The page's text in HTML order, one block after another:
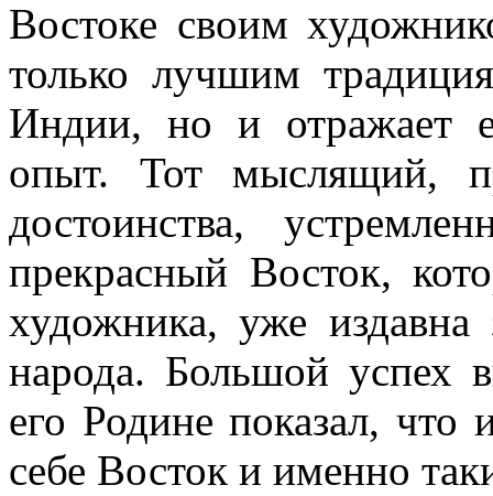
Востоке своим
только лучшим
Индии, но и отражает
опыт. Тот мыслящий,
достоинства,
прекрасный Восток,
художника, уже издавна
народа. Большой успех
его Родине показал,
себе Восток и именно